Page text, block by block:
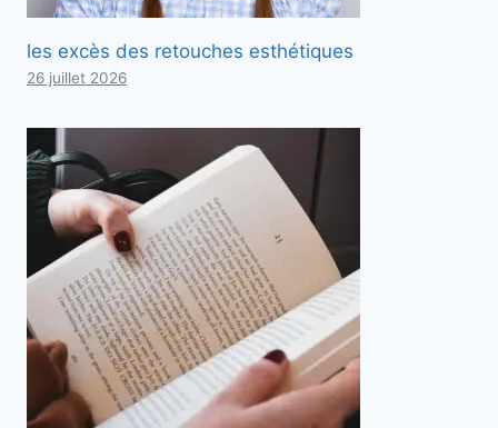
les excès des retouches esthétiques
26 juillet 2026